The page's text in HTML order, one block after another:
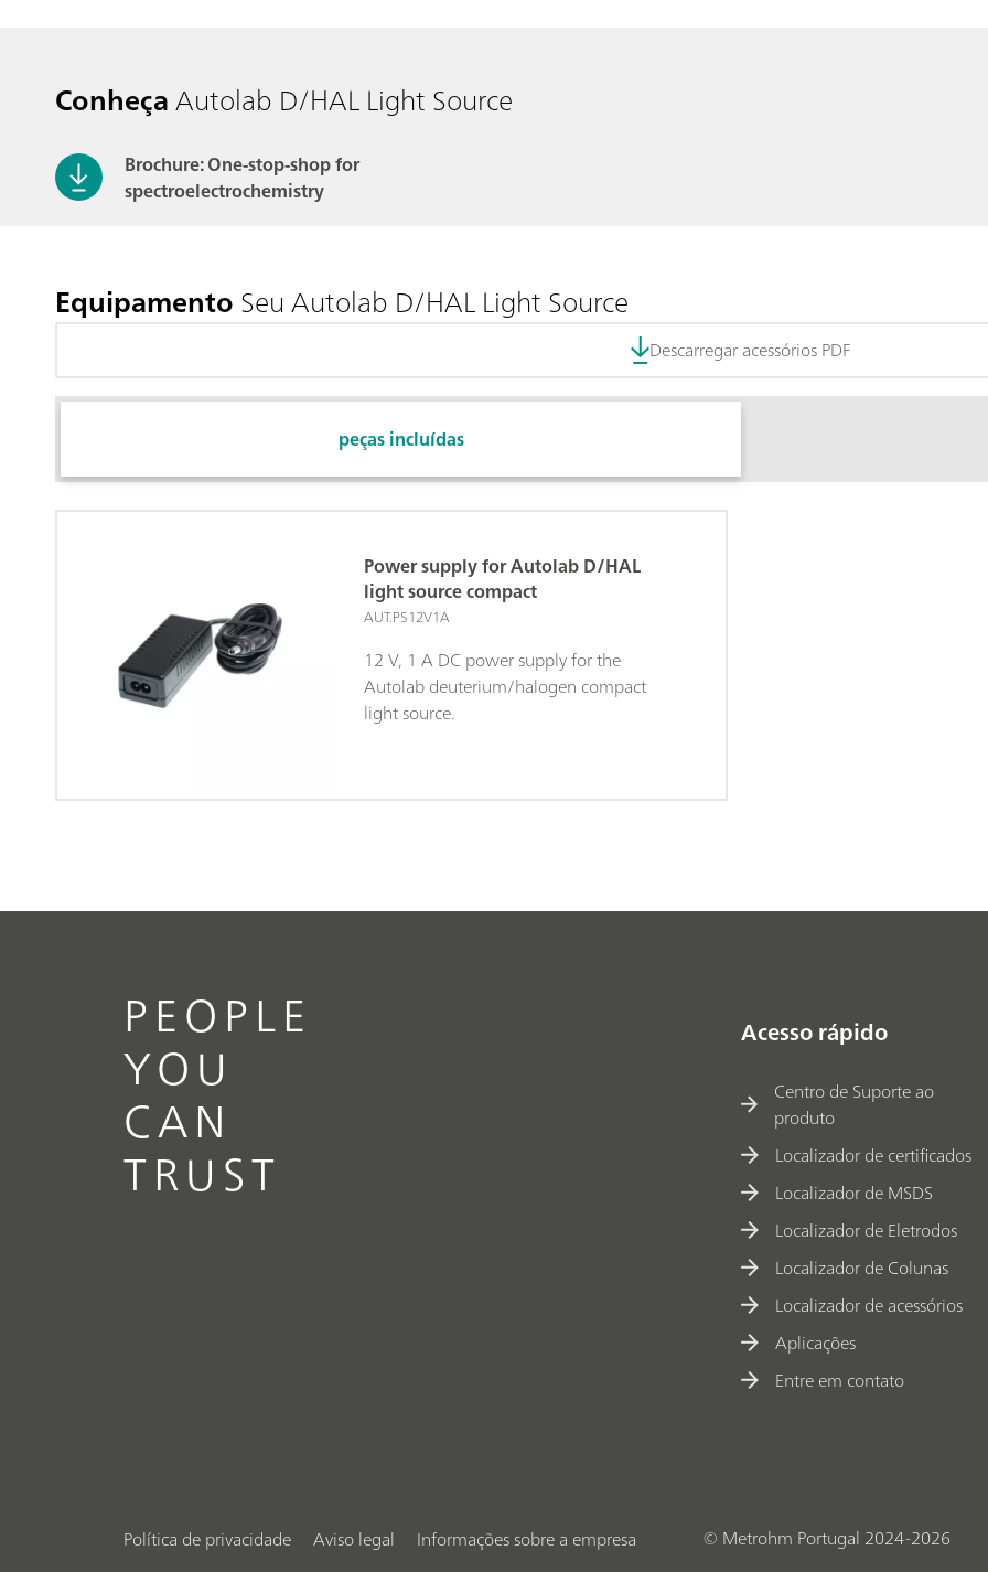
ConheçaAutolab D/HAL Light Source
Brochure: One-stop-shop for
spectroelectrochemistry
EquipamentoSeu Autolab D/HAL Light Source
Descarregar acessórios PDF
peças incluídas
Power supply for Autolab D/HAL
light source compact
AUT.PS12V1A
12 V, 1 A DC power supply for the
Autolab deuterium/halogen compact
light source.
PEOPLE
YOU
CAN
TRUST
Acesso rápido
Centro de Suporte ao
produto
Localizador de certificados
Localizador de MSDS
Localizador de Eletrodos
Localizador de Colunas
Localizador de acessórios
Aplicações
Entre em contato
Política de privacidade Aviso legal Informações sobre a empresa © Metrohm Portugal 2024-2026